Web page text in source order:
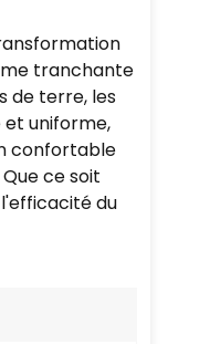
Türkçe
العربية
tranchante
de terre, les
uniforme,
confortable
ce soit
du